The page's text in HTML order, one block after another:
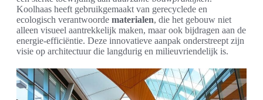
Koolhaas heeft gebruikgemaakt van gerecyclede en
ecologisch verantwoorde materialen, die het gebouw niet
alleen visueel aantrekkelijk maken, maar ook bijdragen aan de
energie-efficiëntie. Deze innovatieve aanpak onderstreept zijn
visie op architectuur die langdurig en milieuvriendelijk is.